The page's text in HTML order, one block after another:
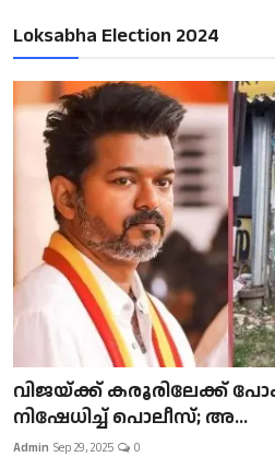
Loksabha Election 2024
വിജയ്ക്ക് കരൂരിലേക്ക്
നിഷേധിച്ച് പൊലീസ്; അ...
Admin Sep 29, 2025 0